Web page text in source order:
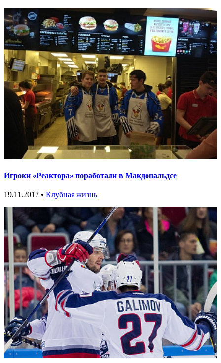
Игроки «Реактора» поработали в Макдональдсе
19.11.2017 • Клубная жизнь